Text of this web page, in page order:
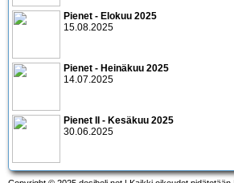
Pienet - Elokuu 2025
15.08.2025
Pienet - Heinäkuu 2025
14.07.2025
Pienet II - Kesäkuu 2025
30.06.2025